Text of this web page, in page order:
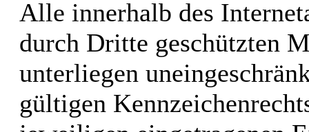
Alle innerhalb des
durch Dritte geschützten
unterliegen
gültigen